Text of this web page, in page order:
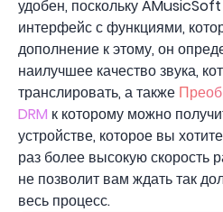
удобен, поскольку
интерфейс с функциями,
дополнение к этому, он
наилучшее качество звука,
транслировать, а также
DRM к которому можно
устройстве, которое вы
раз более высокую скорость
не позволит вам ждать так
весь процесс.